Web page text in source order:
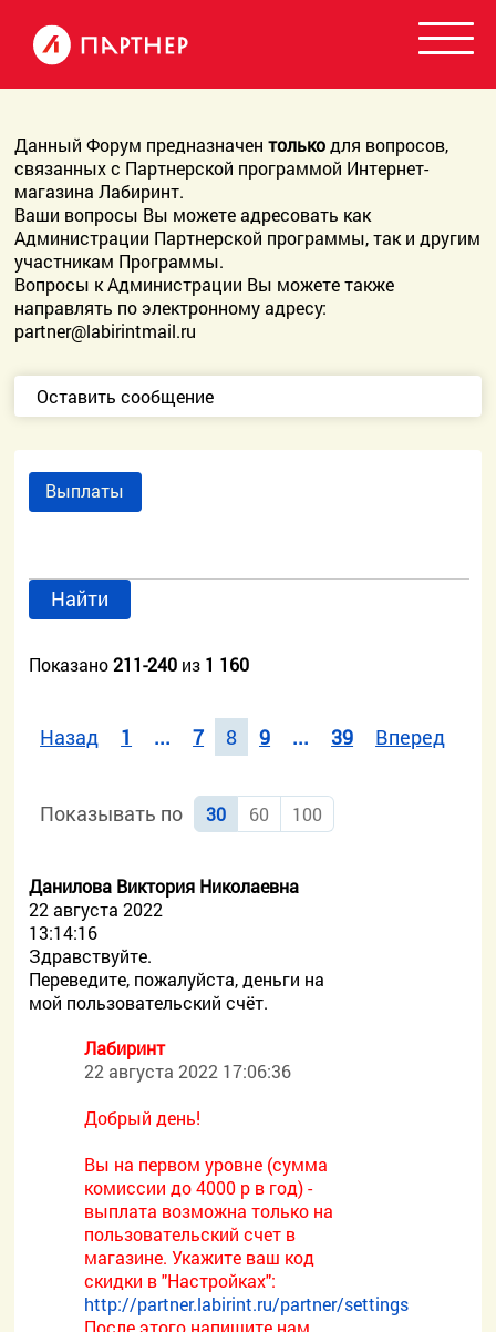
Данный Форум предназначентолькодля вопросов,
связанных с Партнерской программой Интернет-
магазина Лабиринт.
Ваши вопросы Вы можете адресовать как
Администрации Партнерской программы, так и другим
участникам Программы.
Вопросы к Администрации Вы можете также
направлять по электронному адресу:
partner@labirintmail.ru
Оставить сообщение
Выплаты
Найти
Показано211-240 из 1 160
Назад 1 ... 7 8 9 ... 39 Вперед
Показывать по 30 60 100
Данилова Виктория Николаевна
22 августа 2022
13:14:16
Здравствуйте.
Переведите, пожалуйста, деньги на
мой пользовательский счёт.
Лабиринт
22 августа 2022 17:06:36
Добрый день!
Вы на первом уровне (сумма
комиссии до 4000 р в год) -
выплата возможна только на
пользовательский счет в
магазине. Укажите ваш код
скидки в "Настройках":
http://partner.labirint.ru/partner/settings
После этого напишите нам,